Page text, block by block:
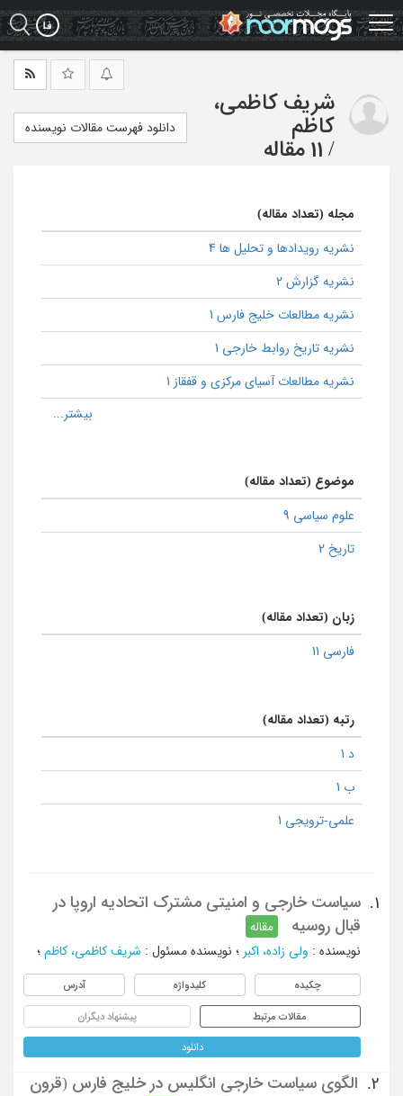
Skip
to
main
شریف کاظمی،
کاظم
/ 11 مقاله
دانلود فهرست مقالات نویسنده
مجله (تعداد مقاله)
نشریه رویدادها و تحلیل ها 4
نشریه گزارش 2
نشریه مطالعات خلیج فارس 1
نشریه تاریخ روابط خارجی 1
نشریه مطالعات آسیای مرکزی و قفقاز 1
موضوع (تعداد مقاله)
علوم سیاسی 9
تاریخ 2
زبان (تعداد مقاله)
فارسی 11
رتبه (تعداد مقاله)
د 1
ب 1
علمی-ترویجی 1
1.
سیاست خارجی و امنیتی مشترک اتحادیه اروپا در
قبال روسیه
مقاله
نویسنده : ولی زاده، اکبر ؛ نویسنده مسئول : شریف کاظمی، کاظم ؛
چکیده کلیدواژه آدرس
مقالات مرتبط پیشنهاد دیگران
دانلود
2.
الگوی سیاست خارجی انگلیس در خلیج فارس (قرون